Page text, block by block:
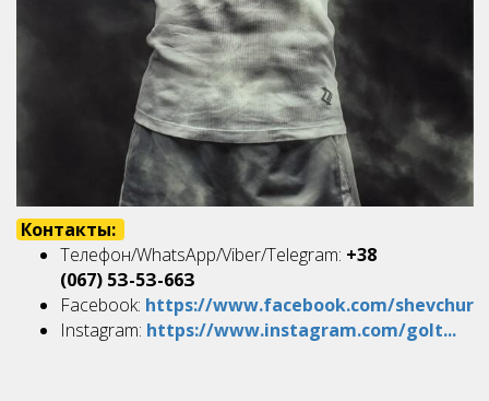
Контакты:
Телефон/WhatsApp/Viber/Telegram: +38
(067) 5З-5З-66З
Facebook: https://www.facebook.com/shevchur
Instagram: https://www.instagram.com/golt...